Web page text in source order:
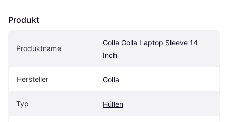
Produkt
Produktname
Golla Golla Laptop Sleeve 14
Inch
Hersteller Golla
Typ Hüllen